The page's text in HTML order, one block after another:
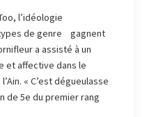
l’idéologie
de genre gagnent
a assisté à un
et affective dans le
« C’est dégueulasse
de 5e du premier rang